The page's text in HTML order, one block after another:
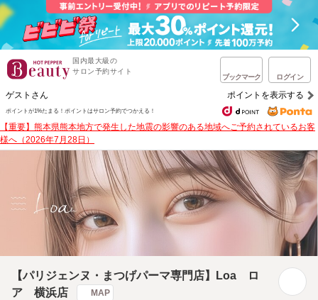
国内最大級の
サロン予約サイト
ブックマーク ログイン
ゲストさん ポイントを表示する
ポイントが1%たまる！ ポイントはサロン予約でつかえる！
【重要】熊本県熊本地方で発生した地震の影響のある地域へご予約されているお客
様へ（2026年7月28日）
【パリジェンヌ・まつげパーマ専門店】Loa ロ
ア 横浜店
MAP